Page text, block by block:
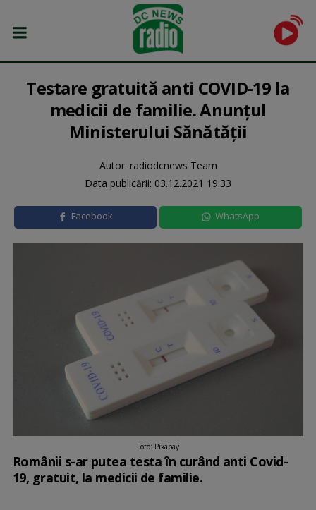
Testare gratuită anti COVID-19 la
medicii de familie. Anunțul
Ministerului Sănătății
Autor: radiodcnews Team
Data publicării: 03.12.2021 19:33
Facebook WhatsApp
Foto: Pixabay
Românii s-ar putea testa în curând anti Covid-
19, gratuit, la medicii de familie.